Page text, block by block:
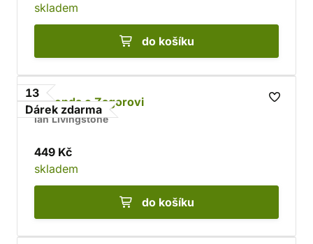
skladem
do košíku
13
Dárek zdarma
Legenda o Zagorovi
Ian Livingstone
449 Kč
skladem
do košíku